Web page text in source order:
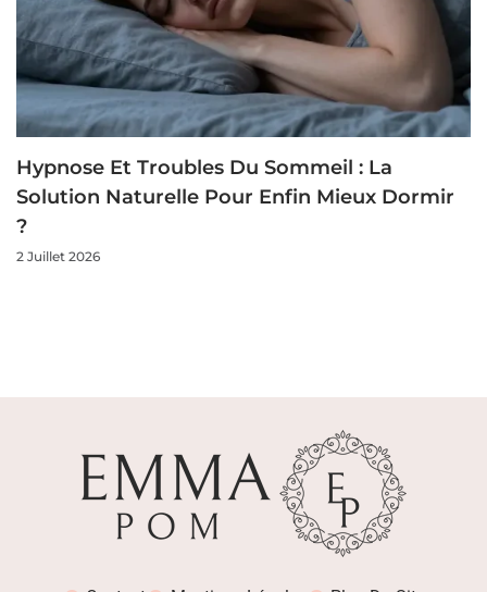
Hypnose Et Troubles Du Sommeil : La
Solution Naturelle Pour Enfin Mieux Dormir
?
2 Juillet 2026